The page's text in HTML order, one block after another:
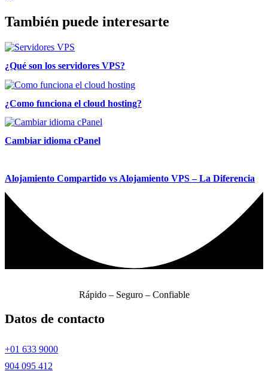
También puede interesarte
¿Qué son los servidores VPS?
¿Como funciona el cloud hosting?
Cambiar idioma cPanel
Alojamiento Compartido vs Alojamiento VPS – La Diferencia
Rápido – Seguro – Confiable
Datos de contacto
+01 633 9000
904 095 412